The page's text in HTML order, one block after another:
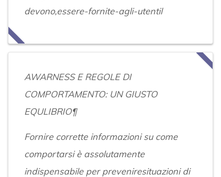
devono,essere-fornite-agli-utentil
AWARNESS E REGOLE DI
COMPORTAMENTO: UN GIUSTO
EQULIBRIO¶
Fornire corrette informazioni su come
comportarsi è assolutamente
indispensabile per preveniresituazioni di